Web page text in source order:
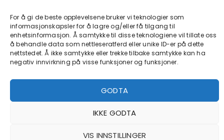
For å gi de beste opplevelsene bruker vi teknologier som
informasjonskapsler for å lagre og/eller få tilgang til
enhetsinformasjon. Å samtykke til disse teknologiene vil tillate oss
å behandle data som nettleseratferd eller unike ID-er på dette
nettstedet. Å ikke samtykke eller trekke tilbake samtykke kan ha
negativ innvirkning på visse funksjoner og funksjoner.
GODTA
IKKE GODTA
VIS INNSTILLINGER